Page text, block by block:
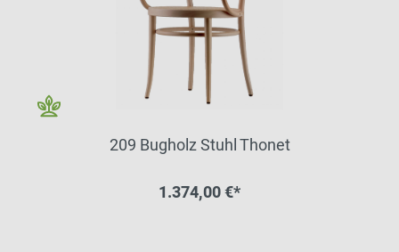
209 Bugholz Stuhl Thonet
1.374,00 €*